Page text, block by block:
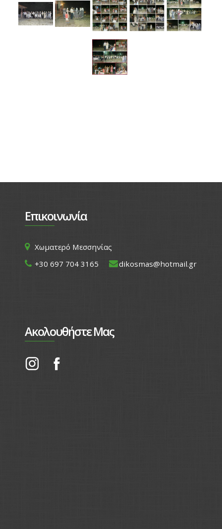
Επικοινωνία
Χωματερό Μεσσηνίας
+30 697 704 3165
dikosmas@hotmail.gr
Ακολουθήστε Μας